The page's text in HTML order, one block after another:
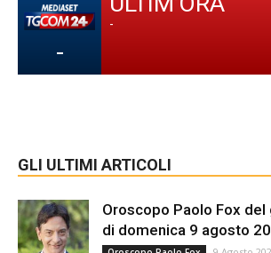
-
-
GLI ULTIMI ARTICOLI
Oroscopo Paolo Fox
di domenica 9 agosto